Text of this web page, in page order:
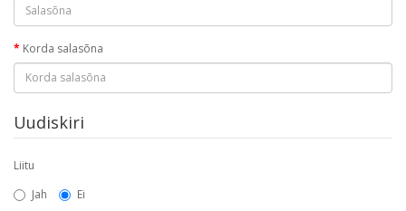
Korda salasõna
Uudiskiri
Liitu
Jah
Ei